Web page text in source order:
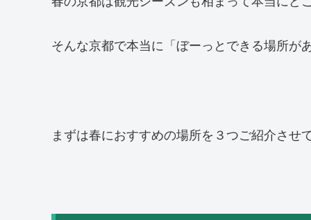
そんな京都で本当に「ぼーっとできる場所が
まずは春におすすめの場所を３つご紹介させ